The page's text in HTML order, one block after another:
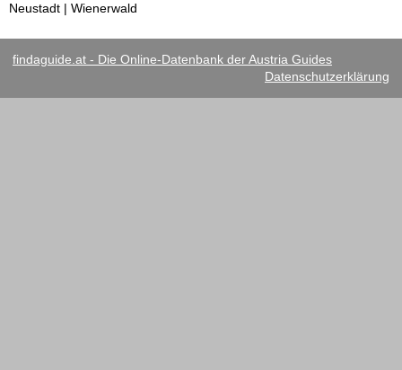
Neustadt | Wienerwald
findaguide.at - Die Online-Datenbank der Austria Guides
Datenschutzerklärung